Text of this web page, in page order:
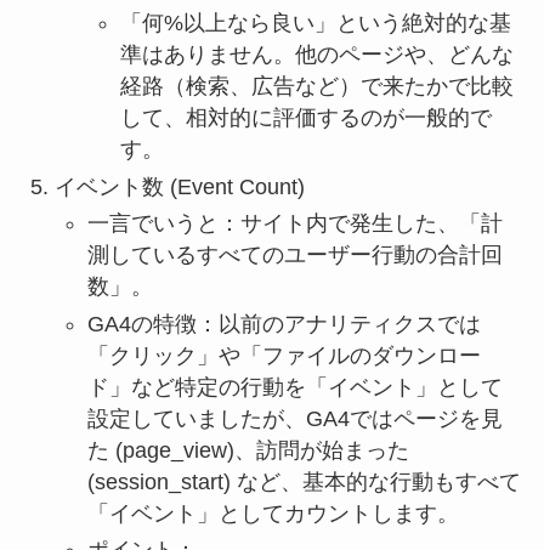
「何%以上なら良い」という絶対的な基
準はありません。他のページや、どんな
経路（検索、広告など）で来たかで比較
して、相対的に評価するのが一般的で
す。
イベント数 (Event Count)
一言でいうと：サイト内で発生した、「計
測しているすべてのユーザー行動の合計回
数」。
GA4の特徴：以前のアナリティクスでは
「クリック」や「ファイルのダウンロー
ド」など特定の行動を「イベント」として
設定していましたが、GA4ではページを見
た (page_view)、訪問が始まった
(session_start) など、基本的な行動もすべて
「イベント」としてカウントします。